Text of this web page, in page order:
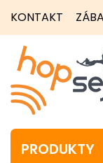
KONTAKT
PRODUKTY